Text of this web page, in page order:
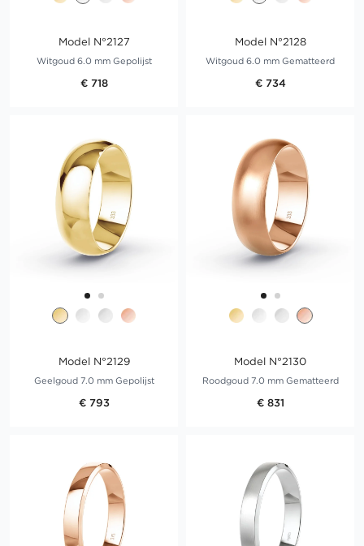
Model N°2127
Witgoud 6.0 mm Gepolijst
€ 718
Model N°2128
Witgoud 6.0 mm Gematteerd
€ 734
Model N°2129
Geelgoud 7.0 mm Gepolijst
€ 793
Model N°2130
Roodgoud 7.0 mm Gematteerd
€ 831